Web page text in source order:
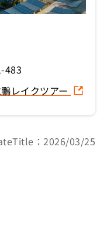
483
レイクツアー
：2026/03/25